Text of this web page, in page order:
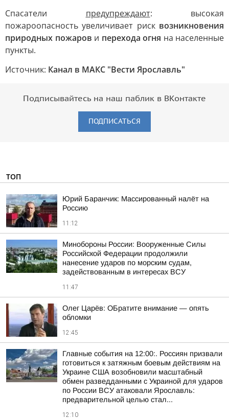
Спасатели предупреждают: высокая
пожароопасность увеличивает риск возникновения
природных пожаров и перехода огня на населенные
пункты.
Источник: Канал в МАКС "Вести Ярославль"
Подписывайтесь на наш паблик в ВКонтакте
ПОДПИСАТЬСЯ
ТОП
Юрий Баранчик: Массированный налёт на
Россию
11:12
Минобороны России: Вооруженные Силы
Российской Федерации продолжили
нанесение ударов по морским судам,
задействованным в интересах ВСУ
11:47
Олег Царёв: ОБратите внимание — опять
обломки
12:45
Главные события на 12:00:. Россиян призвали
готовиться к затяжным боевым действиям на
Украине США возобновили масштабный
обмен разведданными с Украиной для ударов
по России ВСУ атаковали Ярославль:
предварительной целью стал...
12:10